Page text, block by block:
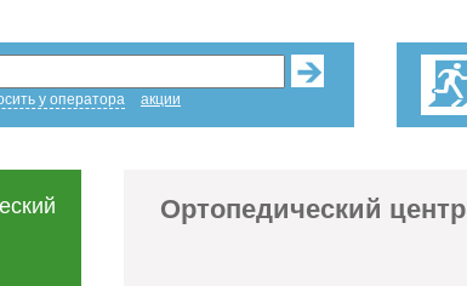
у оператора акции
Ортопедический центр